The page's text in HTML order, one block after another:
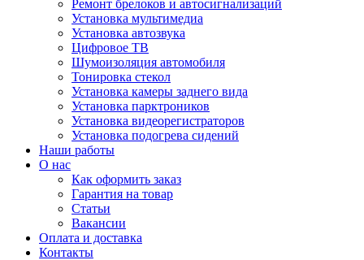
Ремонт брелоков и автосигнализаций
Установка мультимедиа
Установка автозвука
Цифровое ТВ
Шумоизоляция автомобиля
Тонировка стекол
Установка камеры заднего вида
Установка парктроников
Установка видеорегистраторов
Установка подогрева сидений
Наши работы
О нас
Как оформить заказ
Гарантия на товар
Статьи
Вакансии
Оплата и доставка
Контакты